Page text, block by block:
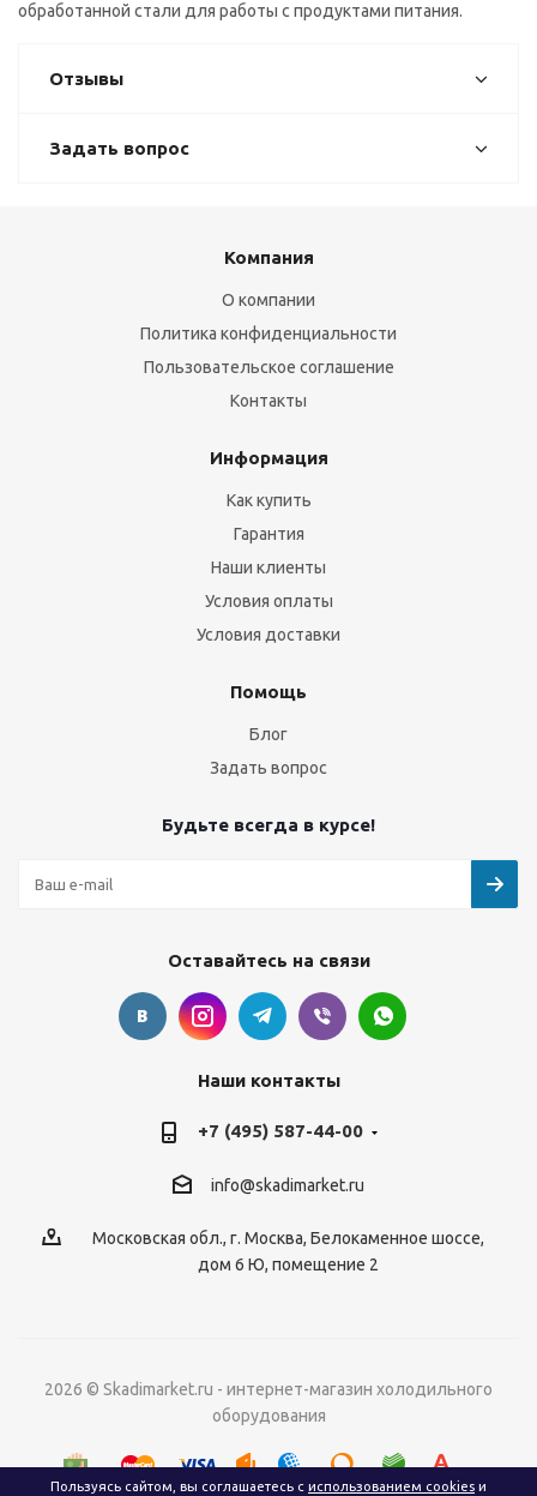
Пользуясь сайтом, вы соглашаетесь с использованием cookies и
обработанной стали для работы с продуктами питания.
Отзывы
Задать вопрос
Компания
О компании
Политика конфиденциальности
Пользовательское соглашение
Контакты
Информация
Как купить
Гарантия
Наши клиенты
Условия оплаты
Условия доставки
Помощь
Блог
Задать вопрос
Будьте всегда в курсе!
Оставайтесь на связи
Наши контакты
+7 (495) 587-44-00
info@skadimarket.ru
Московская обл., г. Москва, Белокаменное шоссе,
дом 6 Ю, помещение 2
2026 © Skadimarket.ru - интернет-магазин холодильного
оборудования